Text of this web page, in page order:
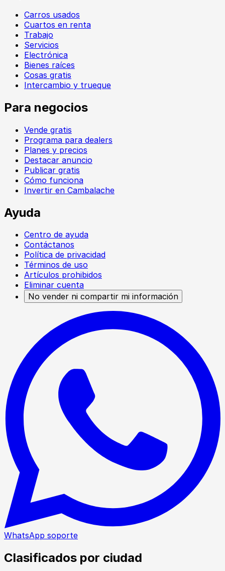
Carros usados
Cuartos en renta
Trabajo
Servicios
Electrónica
Bienes raíces
Cosas gratis
Intercambio y trueque
Para negocios
Vende gratis
Programa para dealers
Planes y precios
Destacar anuncio
Publicar gratis
Cómo funciona
Invertir en Cambalache
Ayuda
Centro de ayuda
Contáctanos
Política de privacidad
Términos de uso
Artículos prohibidos
Eliminar cuenta
No vender ni compartir mi información
WhatsApp soporte
Clasificados por ciudad